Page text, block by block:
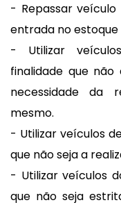
- Repassar
entrada no
- Utilizar
finalidade que
necessidade da
mesmo.
- Utilizar veículos
que não seja a
- Utilizar veículos
que não seja